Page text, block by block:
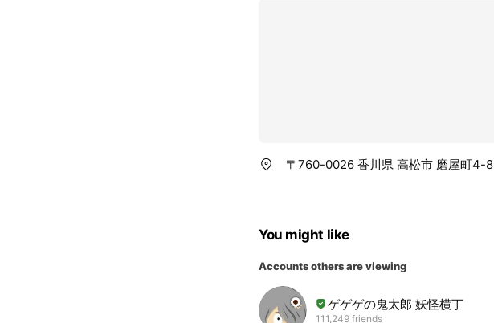
〒760-0026 香川県 高松市 磨屋町4-8
You might like
Accounts others are viewing
ゲゲゲの鬼太郎 妖怪横丁
111,249 friends